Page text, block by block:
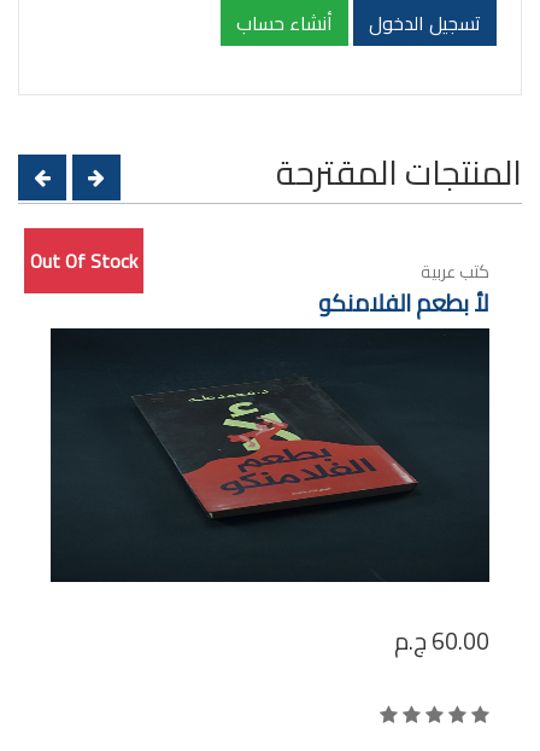
تسجيل الدخول أنشاء حساب
المنتجات المقترحة
كتب عربية
لأ بطعم الفلامنكو
Out Of Stock
60.00ج.م